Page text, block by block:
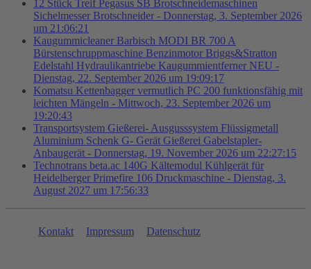
12 Stück Treif Pegasus SB Brotschneidemaschinen
Sichelmesser Brotschneider - Donnerstag, 3. September 2026
um 21:06:21
Kaugummicleaner Barbisch MODI BR 700 A
Bürstenschruppmaschine Benzinmotor Briggs&Stratton
Edelstahl Hydraulikantriebe Kaugummientferner NEU -
Dienstag, 22. September 2026 um 19:09:17
Komatsu Kettenbagger vermutlich PC 200 funktionsfähig mit
leichten Mängeln - Mittwoch, 23. September 2026 um
19:20:43
Transportsystem Gießerei- Ausgusssystem Flüssigmetall
Aluminium Schenk G- Gerät Gießerei Gabelstapler-
Anbaugerät - Donnerstag, 19. November 2026 um 22:27:15
Technotrans beta.ac 140G Kältemodul Kühlgerät für
Heidelberger Primefire 106 Druckmaschine - Dienstag, 3.
August 2027 um 17:56:33
Kontakt Impressum Datenschutz